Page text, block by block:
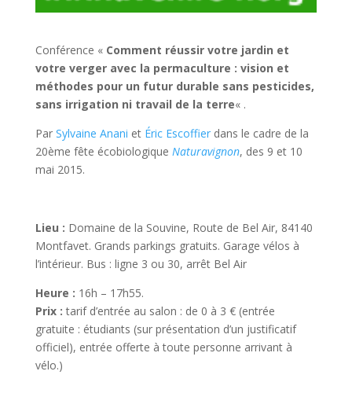
Conférence « Comment réussir votre jardin et
votre verger avec la permaculture : vision et
méthodes pour un futur durable sans pesticides,
sans irrigation ni travail de la terre« .
Par Sylvaine Anani et Éric Escoffierdans le cadre de la
20ème fête écobiologique Naturavignon, des 9 et 10
mai 2015.
Lieu : Domaine de la Souvine, Route de Bel Air, 84140
Montfavet. Grands parkings gratuits. Garage vélos à
l’intérieur. Bus : ligne 3 ou 30, arrêt Bel Air
Heure : 16h – 17h55.
Prix : tarif d’entrée au salon : de 0 à 3 € (entrée
gratuite : étudiants (sur présentation d’un justificatif
officiel), entrée offerte à toute personne arrivant à
vélo.)